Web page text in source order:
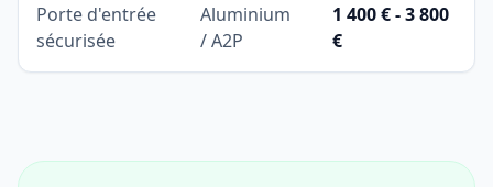
Porte d'entrée
sécurisée
Aluminium
/ A2P
1 400 € - 3 800
€